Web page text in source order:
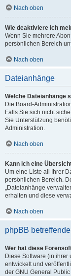
Nach oben
Wie deaktiviere ich
Wenn Sie mehrere
persönlichen Bereich
Nach oben
Dateianhänge
Welche Dateianhänge
Die Board-
Falls Sie sich nicht
Sie Unterstützung
Administration.
Nach oben
Kann ich eine
Um eine Liste all Ihrer
persönlichen Bereich.
„Dateianhänge
erhalten und diese
Nach oben
phpBB
Wer hat diese
Diese Software (in ihrer
entwickelt und
der GNU General